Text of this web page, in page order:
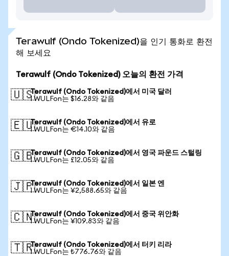
Terawulf (Ondo Tokenized)을 인기 통화로 환전
해 보세요
Terawulf (Ondo Tokenized) 오늘의 환전 가격
🇺🇸Terawulf (Ondo Tokenized)에서 미국 달러
1 WULFon는 $16.28와 같음
🇪🇺Terawulf (Ondo Tokenized)에서 유로
1 WULFon는 €14.10와 같음
🇬🇧Terawulf (Ondo Tokenized)에서 영국 파운드 스털링
1 WULFon는 £12.05와 같음
🇯🇵Terawulf (Ondo Tokenized)에서 일본 엔
1 WULFon는 ¥2,588.65와 같음
🇨🇳Terawulf (Ondo Tokenized)에서 중국 위안화
1 WULFon는 ¥109.83와 같음
🇹🇷Terawulf (Ondo Tokenized)에서 터키 리라
1 WULFon는 ₺776.76와 같음